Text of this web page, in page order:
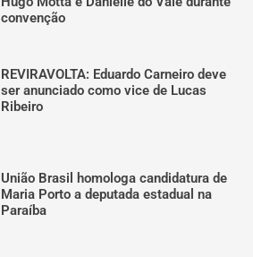
convenção
REVIRAVOLTA: Eduardo Carneiro deve
ser anunciado como vice de Lucas
Ribeiro
União Brasil homologa candidatura de
Maria Porto a deputada estadual na
Paraíba